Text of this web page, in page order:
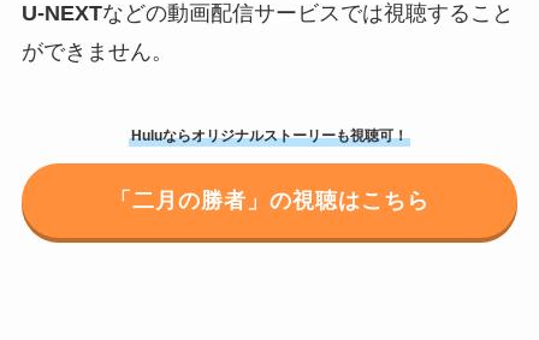
U-NEXTなどの動画配信サービスでは視聴すること
ができません。
Huluならオリジナルストーリーも視聴可！
「二月の勝者」の視聴はこちら